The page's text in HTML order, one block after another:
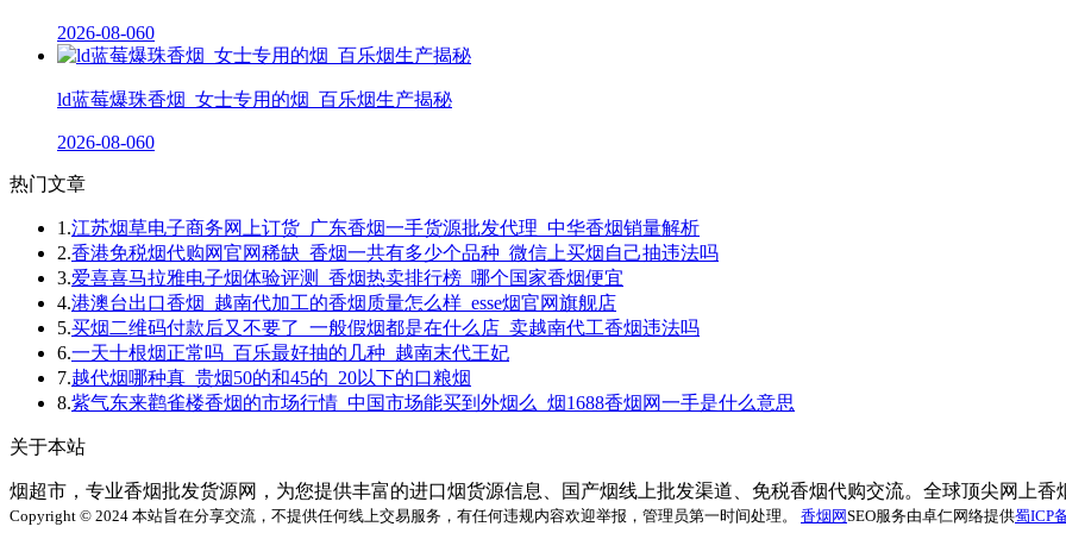
2026-08-060
ld蓝莓爆珠香烟_女士专用的烟_百乐烟生产揭秘
2026-08-060
热门文章
1.江苏烟草电子商务网上订货_广东香烟一手货源批发代理_中华香烟销量解析
2.香港免税烟代购网官网稀缺_香烟一共有多少个品种_微信上买烟自己抽违法吗
3.爱喜喜马拉雅电子烟体验评测_香烟热卖排行榜_哪个国家香烟便宜
4.港澳台出口香烟_越南代加工的香烟质量怎么样_esse烟官网旗舰店
5.买烟二维码付款后又不要了_一般假烟都是在什么店_卖越南代工香烟违法吗
6.一天十根烟正常吗_百乐最好抽的几种_越南末代王妃
7.越代烟哪种真_贵烟50的和45的_20以下的口粮烟
8.紫气东来鹳雀楼香烟的市场行情_中国市场能买到外烟么_烟1688香烟网一手是什么意思
关于本站
烟超市，专业香烟批发货源网，为您提供丰富的进口烟货源信息、国产烟线上批发渠道、免税香烟代购交流。全球顶尖网上香
Copyright © 2024 本站旨在分享交流，不提供任何线上交易服务，有任何违规内容欢迎举报，管理员第一时间处理。 香烟网SEO服务由卓仁网络提供蜀ICP